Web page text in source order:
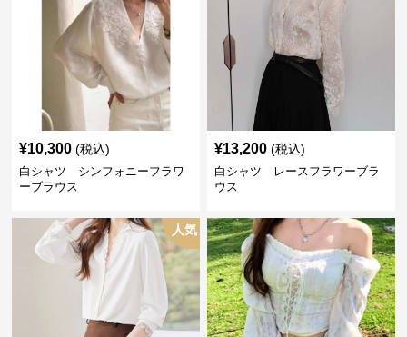
¥10,300 (税込)
白シャツ シンフォニーフラワ
ーブラウス
¥13,200 (税込)
白シャツ レースフラワーブラ
ウス
人気